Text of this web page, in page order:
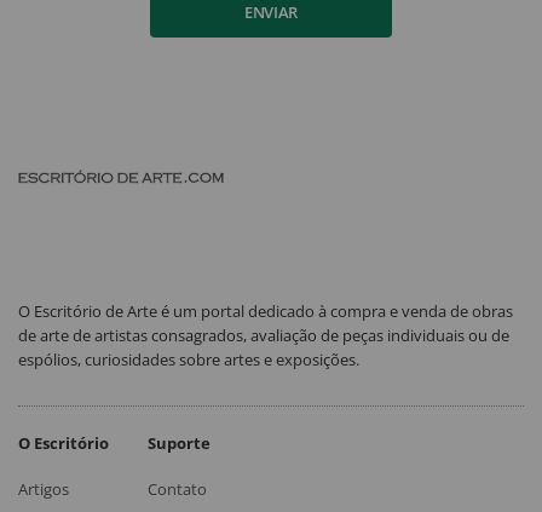
ENVIAR
O Escritório de Arte é um portal dedicado à compra e venda de obras
de arte de artistas consagrados, avaliação de peças individuais ou de
espólios, curiosidades sobre artes e exposições.
O Escritório
Artigos
Suporte
Contato